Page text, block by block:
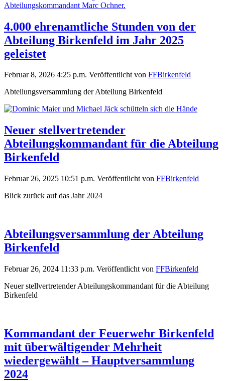
4.000 ehrenamtliche Stunden von der
Abteilung Birkenfeld im Jahr 2025
geleistet
Februar 8, 2026 4:25 p.m. Veröffentlicht von FFBirkenfeld
Abteilungsversammlung der Abteilung Birkenfeld
Neuer stellvertretender
Abteilungskommandant für die Abteilung
Birkenfeld
Februar 26, 2025 10:51 p.m. Veröffentlicht von FFBirkenfeld
Blick zurück auf das Jahr 2024
Abteilungsversammlung der Abteilung
Birkenfeld
Februar 26, 2024 11:33 p.m. Veröffentlicht von FFBirkenfeld
Neuer stellvertretender Abteilungskommandant für die Abteilung
Birkenfeld
Kommandant der Feuerwehr Birkenfeld
mit überwältigender Mehrheit
wiedergewählt – Hauptversammlung
2024